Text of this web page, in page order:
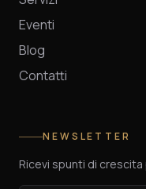
Eventi
Blog
Contatti
NEWSLETTER
Ricevi spunti di